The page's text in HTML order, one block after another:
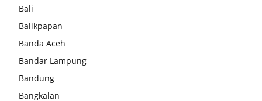
Bali
Balikpapan
Banda Aceh
Bandar Lampung
Bandung
Bangkalan